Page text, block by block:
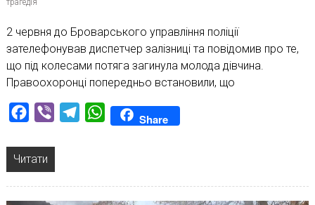
трагедія
2 червня до Броварського управління поліції
зателефонував диспетчер залізниці та повідомив про те,
що під колесами потяга загинула молода дівчина.
Правоохоронці попередньо встановили, що
Facebook
Viber TelegramWhatsAppShare
Читати